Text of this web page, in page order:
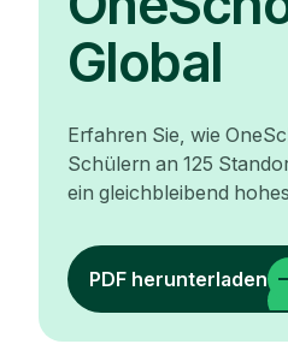
Global
Erfahren Sie, wie
Schülern an 125
ein gleichbleibend
PDF herunterladen